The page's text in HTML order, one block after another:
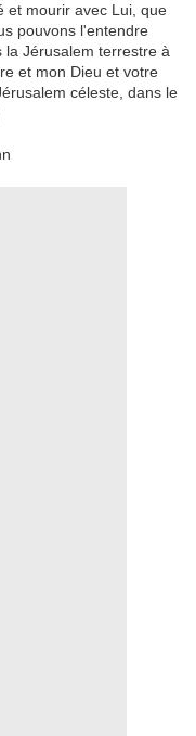
et mourir avec Lui, que
pouvons l'entendre
la Jérusalem terrestre à
et mon Dieu et votre
céleste, dans le